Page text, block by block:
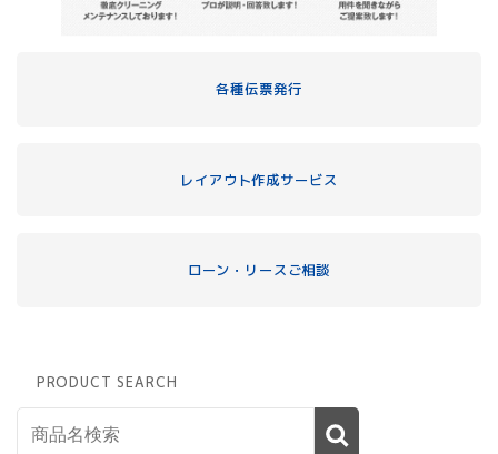
各種伝票発行
レイアウト作成サービス
ローン・リースご相談
PRODUCT SEARCH